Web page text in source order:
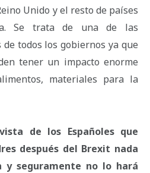
Unido y el resto de países
Se trata de una de las
todos los gobiernos ya que
tener un impacto enorme
materiales para la
de los Españoles que
después del Brexit nada
y seguramente no lo hará